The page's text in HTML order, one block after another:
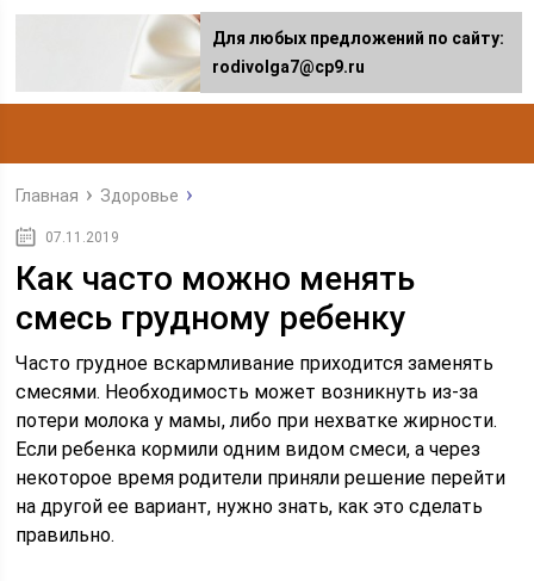
Главная Здоровье
07.11.2019
Как часто можно менять
смесь грудному ребенку
Часто грудное вскармливание приходится заменять
смесями. Необходимость может возникнуть из-за
потери молока у мамы, либо при нехватке жирности.
Если ребенка кормили одним видом смеси, а через
некоторое время родители приняли решение перейти
на другой ее вариант, нужно знать, как это сделать
правильно.
Для любых предложений по сайту:
rodivolga7@cp9.ru